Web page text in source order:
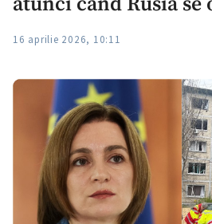
16 aprilie 2026, 10:11